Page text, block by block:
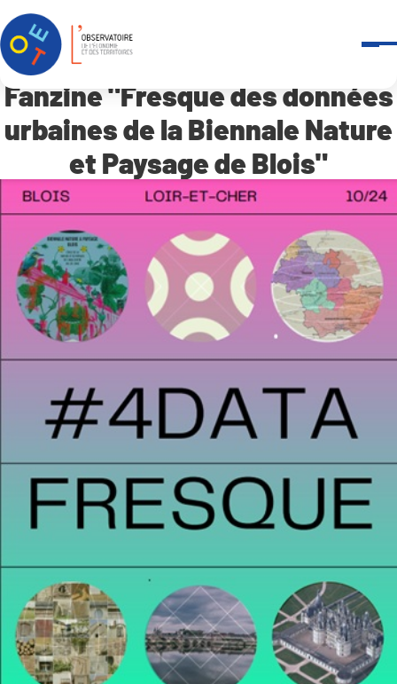
Accueil Qui sommes-nous ?
Fanzine « Fresque des données urbaines de la Biennale Nature
Fanzine "Fresque des données
urbaines de la Biennale Nature
et Paysage de Blois"